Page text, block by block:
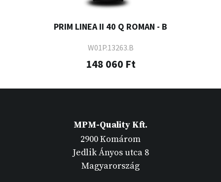
PRIM LINEA II 40 Q ROMAN - B
W01P.13263.B
148 060 Ft
MPM-Quality Kft.
2900 Komárom
Jedlik Ányos utca 8
Magyarország